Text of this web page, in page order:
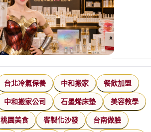
台北冷氣保養 中和搬家 餐飲加盟
中和搬家公司 石墨烯床墊 美容教學
桃園美食 客製化沙發 台南做臉